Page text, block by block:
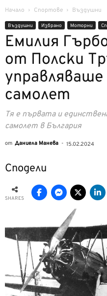
Начало Спортове Въздушни
Въздушни Избрано Моторни
Емилия
от Полски
самолет
Тя е първата и
самолет в България
от Даниела Манева - 15.02.2024
Сподели
SHARES